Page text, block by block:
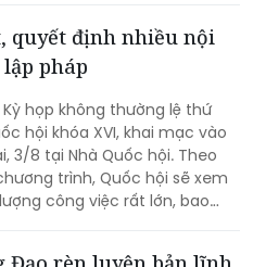
trương hoàn tất công tác
cho thấy quyết tâm đưa các
của Đảng nhanh chóng đi
sống thông qua những quyết
của QH.
Kỳ họp không thường lệ thứ
hội khóa XVI, khai mạc vào
3/8 tại Nhà Quốc hội. Theo
trình, Quốc hội sẽ xem
công việc rất lớn, bao
biểu quyết thông qua
án luật quan trọng...
Đạo rèn luyện bản lĩnh